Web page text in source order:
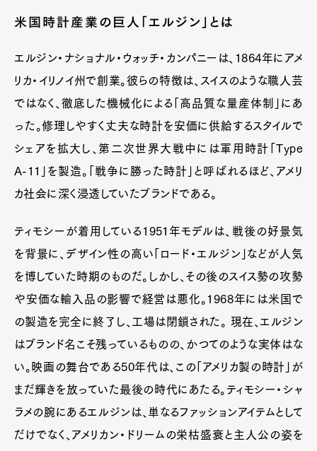
米国時計産業の巨人「エルジン」とは
エルジン・ナショナル・ウォッチ・カンパニーは、1864年にアメ
リカ・イリノイ州で創業。彼らの特徴は、スイスのような職人芸
ではなく、徹底した機械化による「高品質な量産体制」にあ
った。修理しやすく丈夫な時計を安価に供給するスタイルで
シェアを拡大し、第二次世界大戦中には軍用時計「Type
A-11」を製造。「戦争に勝った時計」と呼ばれるほど、アメリ
カ社会に深く浸透していたブランドである。
ティモシーが着用している1951年モデルは、戦後の好景気
を背景に、デザイン性の高い「ロード・エルジン」などが人気
を博していた時期のものだ。しかし、その後のスイス勢の攻勢
や安価な輸入品の影響で経営は悪化。1968年には米国で
の製造を完全に終了し、工場は閉鎖された。 現在、エルジン
はブランド名こそ残っているものの、かつてのような実体はな
い。映画の舞台である50年代は、この「アメリカ製の時計」が
まだ輝きを放っていた最後の時代にあたる。ティモシー・シャ
ラメの腕にあるエルジンは、単なるファッションアイテムとして
だけでなく、アメリカン・ドリームの栄枯盛衰と主人公の姿を